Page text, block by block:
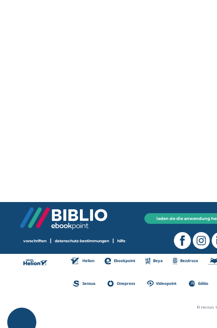
laden sie die anwendung
vorschriften | datenschutz-bestimmungen | hilfe
Helion Ebookpoint Beya Bezdroza
Sensus Onepress Videopoint Editio
© Helion